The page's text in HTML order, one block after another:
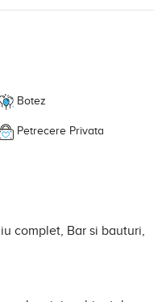
Botez
Petrecere Privata
complet, Bar si bauturi,